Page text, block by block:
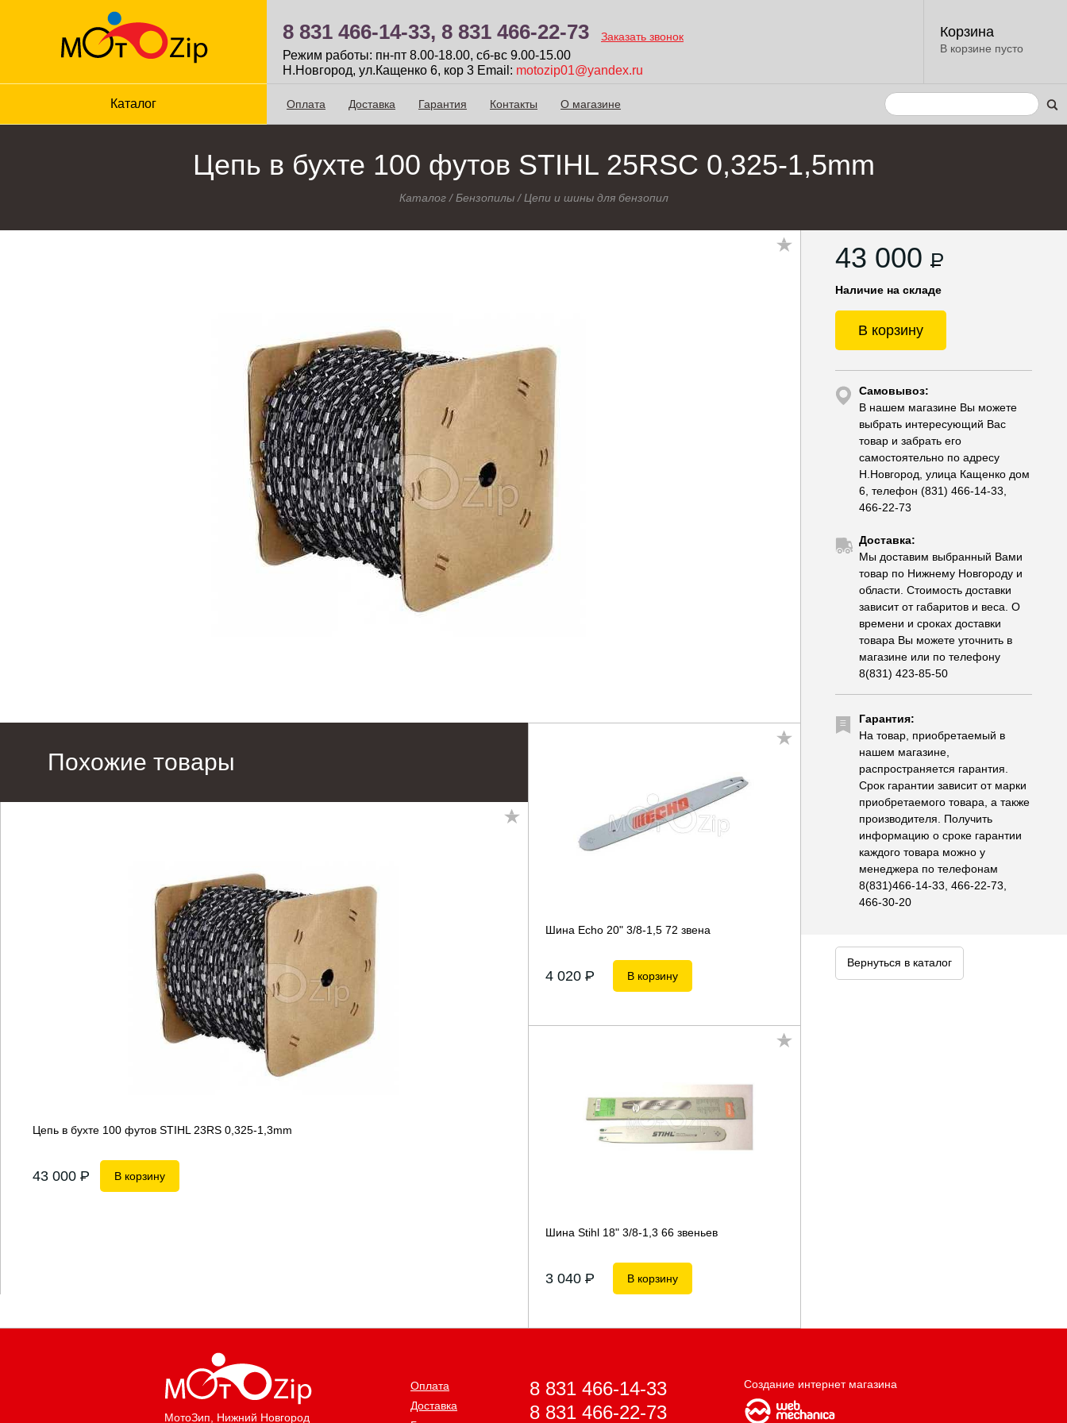
8 831 466-14-33, 8 831 466-22-73 Заказать звонок
Режим работы: пн-пт 8.00-18.00, сб-вc 9.00-15.00
Н.Новгород, ул.Кащенко 6, кор 3 Email: motozip01@yandex.ru
Корзина
В корзине пусто
Каталог Оплата Доставка Гарантия Контакты О магазине
Цепь в бухте 100 футов STIHL 25RSC 0,325-1,5mm
Каталог/Бензопилы/Цепи и шины для бензопил
43 000 P
Наличие на складе
В корзину
Самовывоз:
В нашем магазине Вы можете
выбрать интересующий Вас
товар и забрать его
самостоятельно по адресу
Н.Новгород, улица Кащенко дом
6, телефон (831) 466-14-33,
466-22-73
Доставка:
Мы доставим выбранный Вами
товар по Нижнему Новгороду и
области. Стоимость доставки
зависит от габаритов и веса. О
времени и сроках доставки
товара Вы можете уточнить в
магазине или по телефону
8(831) 423-85-50
Гарантия:
На товар, приобретаемый в
нашем магазине,
распространяется гарантия.
Срок гарантии зависит от марки
приобретаемого товара, а также
производителя. Получить
информацию о сроке гарантии
каждого товара можно у
менеджера по телефонам
8(831)466-14-33, 466-22-73,
466-30-20
Вернуться в каталог
Похожие товары
Цепь в бухте 100 футов STIHL 23RS 0,325-1,3mm
43 000 P В корзину
Шина Echo 20" 3/8-1,5 72 звена
4 020 P В корзину
Шина Stihl 18" 3/8-1,3 66 звеньев
3 040 P В корзину
МотоЗип , Нижний Новгород
Оплата
Доставка
8 831 466-14-33
8 831 466-22-73
Создание интернет магазина